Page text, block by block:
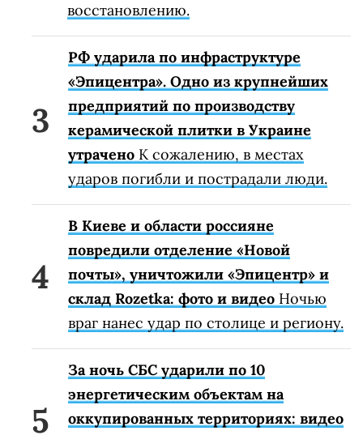
восстановлению.
РФ ударила по инфраструктуре
«Эпицентра». Одно из крупнейших
предприятий по производству
керамической плитки в Украине
утрачено К сожалению, в местах
ударов погибли и пострадали люди.
В Киеве и области россияне
повредили отделение «Новой
почты», уничтожили «Эпицентр» и
склад Rozetka: фото и видео Ночью
враг нанес удар по столице и региону.
За ночь СБС ударили по 10
энергетическим объектам на
оккупированных территориях: видео